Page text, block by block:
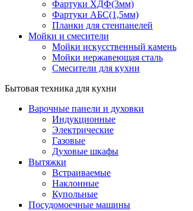
Фартуки ХДФ(3мм)
Фартуки АБС(1,5мм)
Планки для стенпанелей
Мойки и смесители
Мойки искусственный камень
Мойки нержавеющая сталь
Смесители для кухни
Бытовая техника для кухни
Варочные панели и духовки
Индукционные
Электрические
Газовые
Духовые шкафы
Вытяжки
Встраиваемые
Наклонные
Купольные
Посудомоечные машины